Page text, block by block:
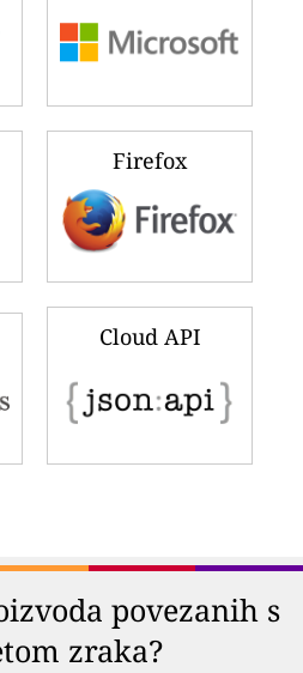
Firefox
Cloud API
povezanih s
zraka?